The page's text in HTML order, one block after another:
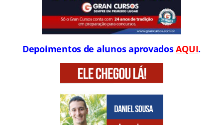
Depoimentos de alunos aprovadosAQUI.